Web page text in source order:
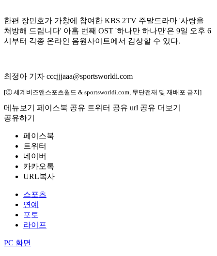
한편 장민호가 가창에 참여한 KBS 2TV 주말드라마 '사랑을
처방해 드립니다' 아홉 번째 OST '하나만 하나만'은 9일 오후 6
시부터 각종 온라인 음원사이트에서 감상할 수 있다.
최정아 기자 cccjjjaaa@sportsworldi.com
[ⓒ 세계비즈앤스포츠월드 & sportsworldi.com, 무단전재 및 재배포 금지]
메뉴보기 페이스북 공유 트위터 공유 url 공유 더보기
공유하기
페이스북
트위터
네이버
카카오톡
URL복사
스포츠
연예
포토
라이프
PC 화면